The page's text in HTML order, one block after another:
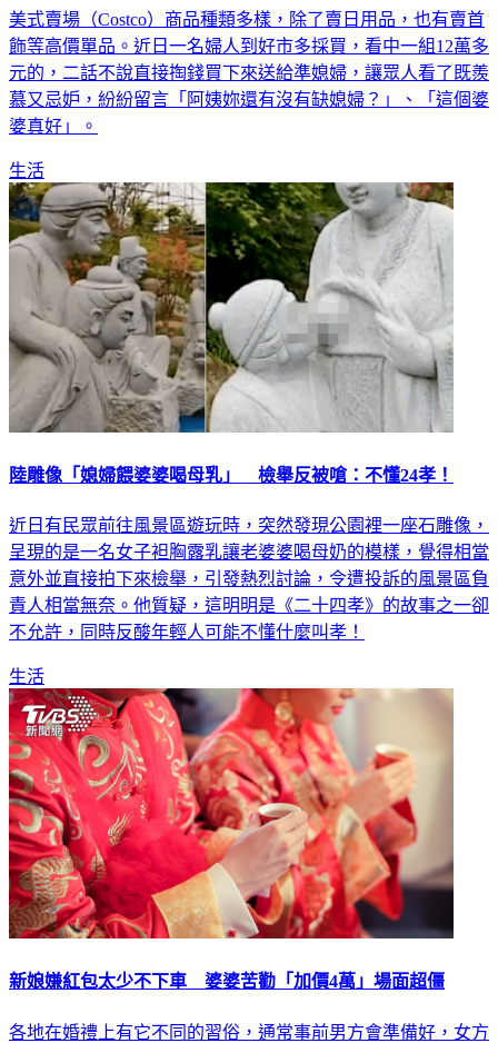
美式賣場（Costco）商品種類多樣，除了賣日用品，也有賣首
飾等高價單品。近日一名婦人到好市多採買，看中一組12萬多
元的，二話不說直接掏錢買下來送給準媳婦，讓眾人看了既羨
慕又忌妒，紛紛留言「阿姨妳還有沒有缺媳婦？」、「這個婆
婆真好」。
生活
陸雕像「媳婦餵婆婆喝母乳」 檢舉反被嗆：不懂24孝！
近日有民眾前往風景區遊玩時，突然發現公園裡一座石雕像，
呈現的是一名女子袒胸露乳讓老婆婆喝母奶的模樣，覺得相當
意外並直接拍下來檢舉，引發熱烈討論，令遭投訴的風景區負
責人相當無奈。他質疑，這明明是《二十四孝》的故事之一卻
不允許，同時反酸年輕人可能不懂什麼叫孝！
生活
新娘嫌紅包太少不下車 婆婆苦勸「加價4萬」場面超僵
各地在婚禮上有它不同的習俗，通常事前男方會準備好，女方